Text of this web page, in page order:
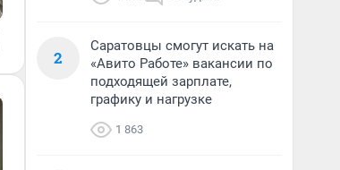
2
Саратовцы смогут искать на
«Авито Работе» вакансии по
подходящей зарплате,
графику и нагрузке
1 863